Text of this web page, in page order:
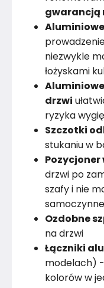
gwarancją
niezwykle
łożyskami
drzwi
ryzyka
Szczotki
stukaniu w
drzwi po
szafy i nie
Ozdobne
na drzwi
Łączniki
modelach)
kolorów w